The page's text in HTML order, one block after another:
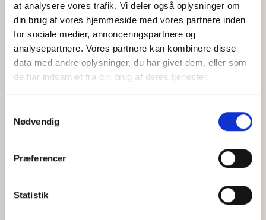
at analysere vores trafik. Vi deler også oplysninger om
din brug af vores hjemmeside med vores partnere inden
for sociale medier, annonceringspartnere og
analysepartnere. Vores partnere kan kombinere disse
data med andre oplysninger, du har givet dem, eller som
de har indsamlet fra din brug af deres tjenester.
Nødvendig
Præferencer
Statistik
Jeg accepterer behandlingen af mine personoplysninger i
henhold tilprivatlivspolitikken